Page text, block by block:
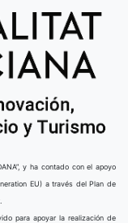
y ha contado con el apoyo
EU) a través del Plan de
para apoyar la realización de